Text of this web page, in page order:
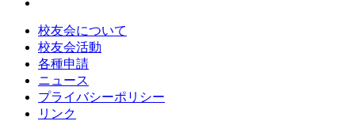
校友会について
校友会活動
各種申請
ニュース
プライバシーポリシー
リンク